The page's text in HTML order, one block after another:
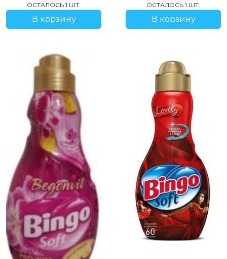
ОСТАЛОСЬ 1 ШТ.
В корзину
ОСТАЛОСЬ 1 ШТ.
В корзину